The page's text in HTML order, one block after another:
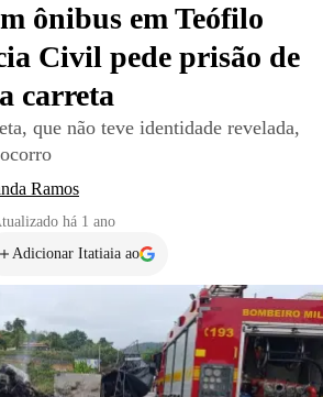
ônibus em Teófilo
Civil pede prisão de
carreta
que não teve identidade revelada,
Ramos
há 1 ano
Adicionar Itatiaia ao